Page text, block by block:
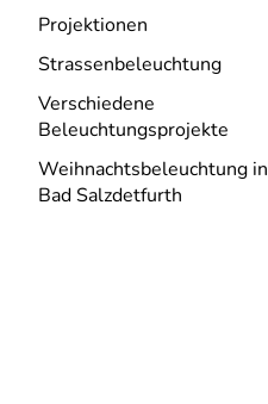
Projektionen
Strassenbeleuchtung
Verschiedene
Beleuchtungsprojekte
Weihnachtsbeleuchtung in
Bad Salzdetfurth